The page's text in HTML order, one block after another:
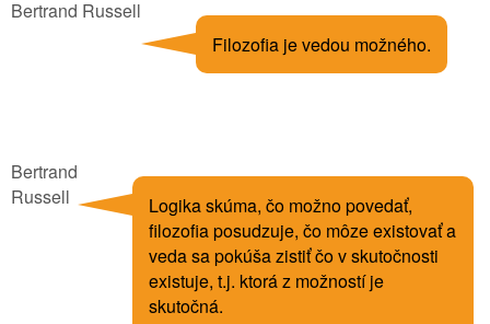
Bertrand Russell
Filozofia je vedou možného.
Bertrand
Russell
Logika skúma, čo možno povedať,
filozofia posudzuje, čo môze existovať a
veda sa pokúša zistiť čo v skutočnosti
existuje, t.j. ktorá z možností je
skutočná.